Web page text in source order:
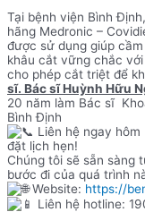
Tại bệnh viện Bình
hãng Medronic –
được sử dụng giúp
khâu cắt vững chắc
cho phép cắt triệt để
sĩ. Bác sĩ Huỳnh Hữu
20 năm làm Bác sĩ
Bình Định
Liên hệ ngay
đặt lịch hẹn!
Chúng tôi sẽ sẵn sàng
bước đi của quá trình
Website: https://
Liên hệ hotline: